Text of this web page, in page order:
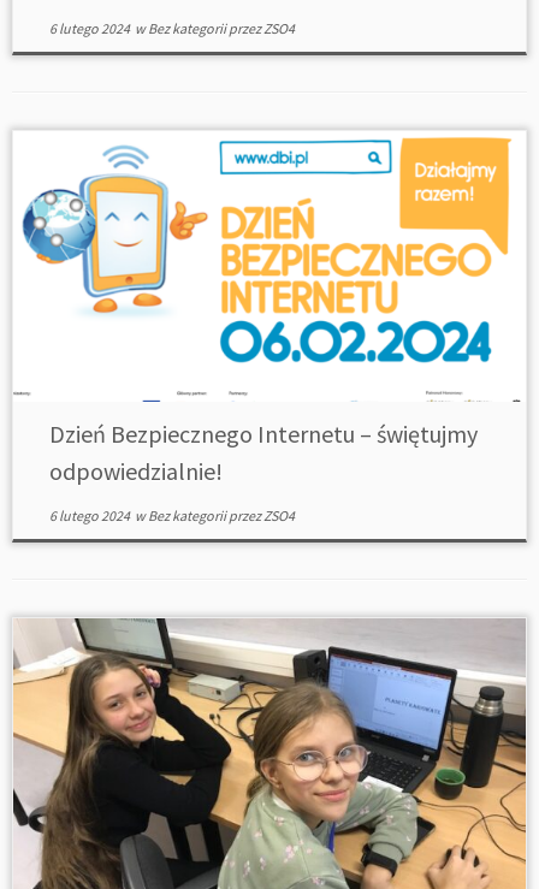
6 lutego 2024wBez kategoriiprzezZSO4
Dzień Bezpiecznego Internetu – świętujmy
odpowiedzialnie!
6 lutego 2024wBez kategoriiprzezZSO4